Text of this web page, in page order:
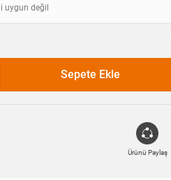
uygun değil
Sepete Ekle
Ürünü Paylaş